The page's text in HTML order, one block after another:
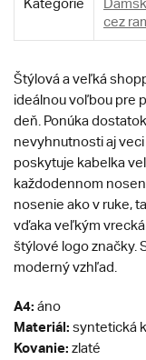
Kategórie
cez
Štýlová a veľká
ideálnou voľbou pre
deň. Ponúka
nevyhnutnosti aj
poskytuje kabelka
každodennom
nosenie ako v ruke,
vďaka veľkým
štýlové logo značky.
moderný vzhľad.
A4: áno
Materiál: syntetická
Kovanie: zlaté